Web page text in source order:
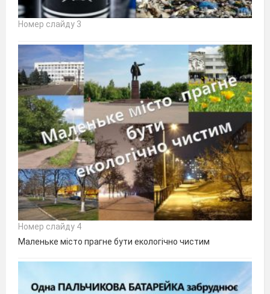
Номер слайду 3
Номер слайду 4
Маленьке місто прагне бути екологічно чистим